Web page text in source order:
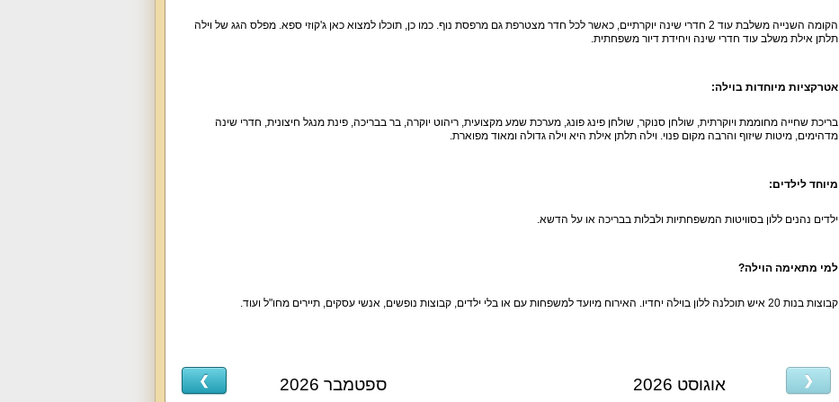
הקומה השנייה משלבת עוד 2 חדרי שינה יוקרתיים, כאשר לכל חדר מצטרפת גם מרפסת נוף. כמו כן, תוכלו למצוא כאן ג'קוזי ספא. מפלס הגג של וילה
תלתן אילת משלב עוד חדרי שינה ויחידת דיור משפחתית.
אטרקציות מיוחדות בוילה:
בריכת שחייה מחוממת ויוקרתית, שולחן סנוקר, שולחן פינג פונג, מערכת שמע מקצועית, ריהוט יוקרה, בר בבריכה, פינת מנגל חיצונית, חדרי שינה
מדהימים, מיטות שיזוף והרבה מקום פנוי. וילה תלתן אילת היא וילה גדולה ומאוד מפוארת.
מיוחד לילדים:
ילדים נהנים ללון בסוויטות המשפחתיות ולבלות בבריכה או על הדשא.
למי מתאימה הוילה?
קבוצות בנות 20 איש תוכלנה ללון בוילה יחדיו. האירוח מיועד למשפחות עם או בלי ילדים, קבוצות נופשים, אנשי עסקים, תיירים מחו"ל ועוד.
אוגוסט 2026 ספטמבר 2026 ❯ ❮